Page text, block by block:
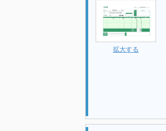
拡大する